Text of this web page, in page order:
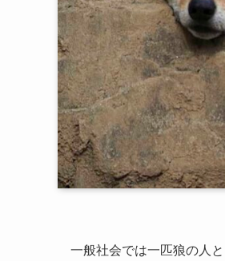
一般社会では一匹狼の人